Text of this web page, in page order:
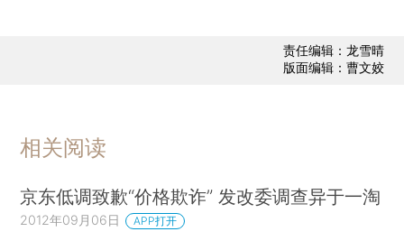
责任编辑：龙雪晴
版面编辑：曹文姣
相关阅读
京东低调致歉“价格欺诈” 发改委调查异于一淘
2012年09月06日 APP打开